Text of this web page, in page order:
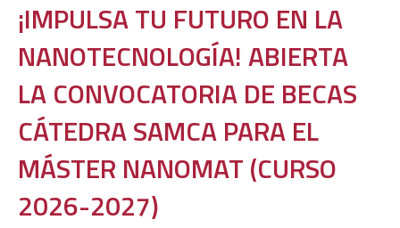
¡IMPULSA TU FUTURO EN LA
NANOTECNOLOGÍA! ABIERTA
LA CONVOCATORIA DE BECAS
CÁTEDRA SAMCA PARA EL
MÁSTER NANOMAT (CURSO
2026-2027)